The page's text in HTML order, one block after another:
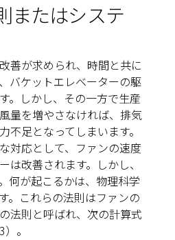
またはシステ
善が求められ、時間と共に
バケットエレベーターの駆
。しかし、その一方で生産
量を増やさなければ、排気
不足となってしまいます。
対応として、ファンの速度
は改善されます。しかし、
何が起こるかは、物理科学
。これらの法則はファンの
法則と呼ばれ、次の計算式
。